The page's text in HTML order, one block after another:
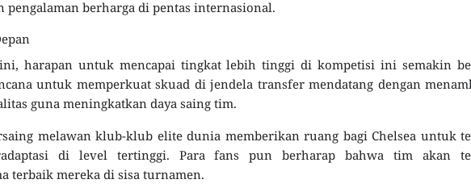
pengalaman berharga di pentas internasional.
harapan untuk mencapai tingkat lebih tinggi di kompetisi ini semakin
untuk memperkuat skuad di jendela transfer mendatang dengan
guna meningkatkan daya saing tim.
melawan klub-klub elite dunia memberikan ruang bagi Chelsea untuk
di level tertinggi. Para fans pun berharap bahwa tim akan
terbaik mereka di sisa turnamen.